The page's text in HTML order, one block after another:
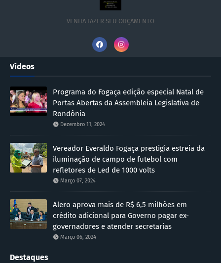
VENHA FAZER SEU ORÇAMENTO
Vídeos
Programa do Fogaça edição especial Natal de
Portas Abertas da Assembleia Legislativa de
Rondônia
Dezembro 11, 2024
Vereador Everaldo Fogaça prestigia estreia da
iluminação de campo de futebol com
refletores de Led de 1000 volts
Março 07, 2024
Alero aprova mais de R$ 6,5 milhões em
crédito adicional para Governo pagar ex-
governadores e atender secretarias
Março 06, 2024
Destaques